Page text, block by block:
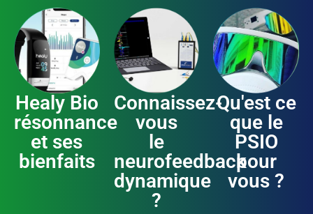
Healy Bio
résonnance
et ses
bienfaits
Connaissez-
vous
le
neurofeedback
dynamique
?
Qu'est ce
que le
PSIO
pour
vous ?